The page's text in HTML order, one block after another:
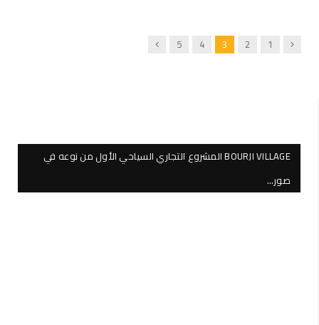
Previous
1
2
3
4
5
Next
BOURJI VILLAGE المشروع التجاري السياحي الأول من نوعه في
صور…